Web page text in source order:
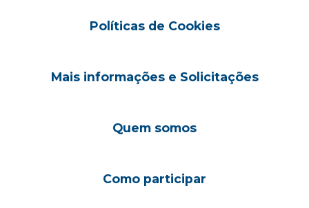
Políticas de Cookies
Mais informações e Solicitações
Quem somos
Como participar